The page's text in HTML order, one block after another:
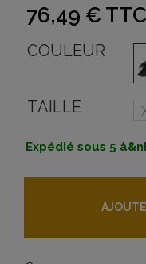
76,49 € TTC
COULEUR
TAILLE
Expédié sous 5